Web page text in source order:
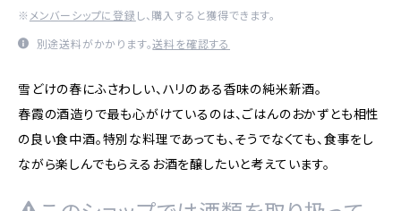
※ メンバーシップに登録 し、購入すると獲得できます。
別途送料がかかります。送料を確認する
雪どけの春にふさわしい、ハリのある香味の純米新酒。
春霞の酒造りで最も心がけているのは、ごはんのおかずとも相性
の良い食中酒。特別な料理であっても、そうでなくても、食事をし
ながら楽しんでもらえるお酒を醸したいと考えています。